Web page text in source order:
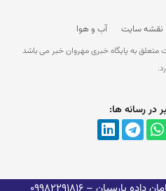
نقشه سایت آب و هوا
به پایگاه خبری مهروان خبر می باشد
در رسانه ها: